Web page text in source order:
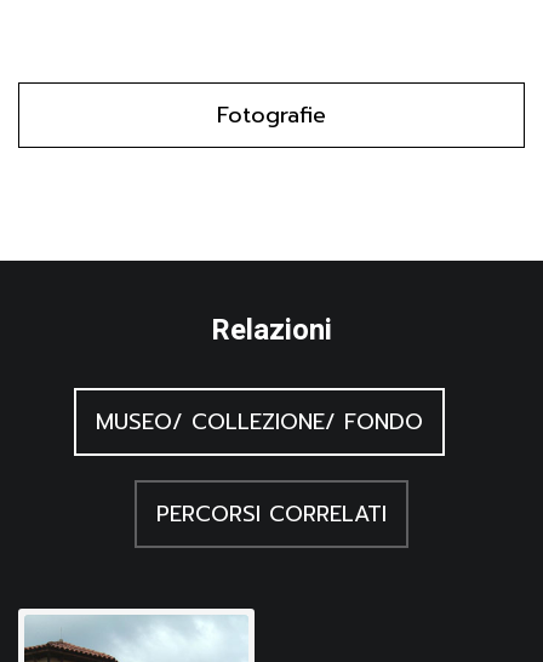
Fotografie
Relazioni
MUSEO/ COLLEZIONE/ FONDO
PERCORSI CORRELATI